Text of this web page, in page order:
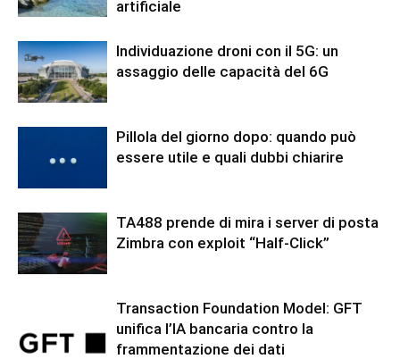
artificiale
Individuazione droni con il 5G: un
assaggio delle capacità del 6G
Pillola del giorno dopo: quando può
essere utile e quali dubbi chiarire
TA488 prende di mira i server di posta
Zimbra con exploit “Half-Click”
Transaction Foundation Model: GFT
unifica l’IA bancaria contro la
frammentazione dei dati